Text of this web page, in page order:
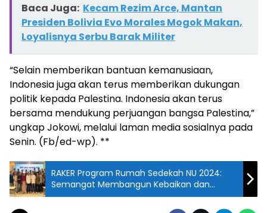
Baca Juga: Kecam Rezim Arce, Mantan
Presiden Bolivia Evo Morales Mogok Makan,
Loyalisnya Serbu Barak Militer
“Selain memberikan bantuan kemanusiaan,
Indonesia juga akan terus memberikan dukungan
politik kepada Palestina. Indonesia akan terus
bersama mendukung perjuangan bangsa Palestina,”
ungkap Jokowi, melalui laman media sosialnya pada
Senin. (Fb/ed-wp). **
RAKER Program Rumah Sedekah NU 2024:
Semangat Membangun Kebaikan dan
Menebar Kesejahteraan